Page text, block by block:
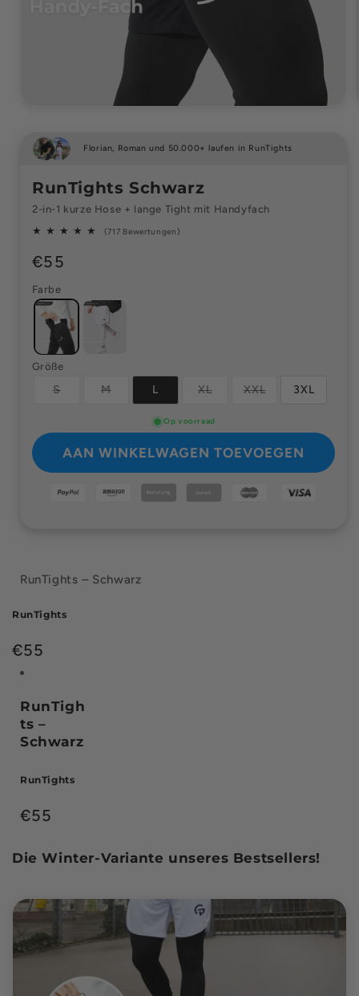
Florian, Roman und 50.000+ laufen in RunTights
RunTights Schwarz
2-in-1 kurze Hose + lange Tight mit Handyfach
(717 Bewertungen)
prijs
€55
Farbe
Größe
SVariant
beschikbaar
MVariant
uitverkocht
beschikbaar
L XLVariant
niet
beschikbaar
XXLVariant
beschikbaar
3XL
Op voorraad
AAN WINKELWAGEN TOEVOEGEN
RunTights – Schwarz
RunTights
prijs
€55
RunTigh
ts –
Schwarz
RunTights
prijs
€55
Die Winter-Variante unseres Bestsellers!